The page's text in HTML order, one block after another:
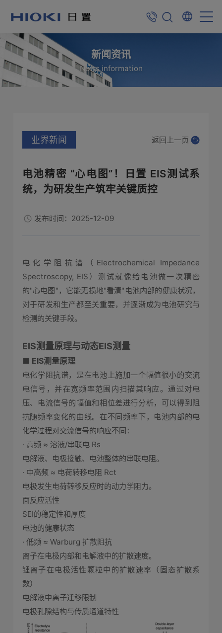
新闻资讯
News information
业界新闻 返回上一页
电池精密 “心电图”！日置 EIS测试系
统，为研发生产筑牢关键质控
发布时间：2025-12-09
电化学阻抗谱（Electrochemical Impedance
Spectroscopy, EIS）测试就像给电池做一次精密
的"心电图"，它能无损地"看清"电池内部的健康状况，
对于研发和生产都至关重要，并逐渐成为电池研究与
检测的关键手段。
EIS测量原理与动态EIS测量
■ EIS测量原理
电化学阻抗谱，是在电池上施加一个幅值很小的交流
电信号，并在宽频率范围内扫描其响应。通过对电
压、电流信号的幅值和相位差进行分析，可以得到阻
抗随频率变化的曲线。在不同频率下，电池内部的电
化学过程对交流信号的响应不同：
· 高频 ≈ 溶液/串联电 Rs
电解液、电极接触、电池整体的串联电阻。
· 中高频 ≈ 电荷转移电阻 Rct
电极发生电荷转移反应时的动力学阻力。
面反应活性
SEI的稳定性和厚度
电池的健康状态
· 低频 ≈ Warburg 扩散阻抗
离子在电极内部和电解液中的扩散速度。
锂离子在电极活性颗粒中的扩散速率（固态扩散系
数）
电解液中离子迁移限制
电极孔隙结构与传质通道特性